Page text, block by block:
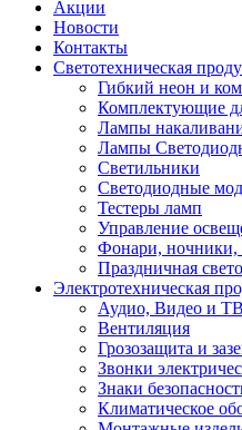
Акции
Новости
Контакты
Светотехническая
Гибкий неон и
Комплектующие
Лампы
Лампы
Светильники
Светодиодные
Тестеры ламп
Управление
Фонари, ночники,
Праздничная
Электротехническая
Аудио, Видео и
Вентиляция
Грозозащита и
Звонки
Знаки
Климатическое